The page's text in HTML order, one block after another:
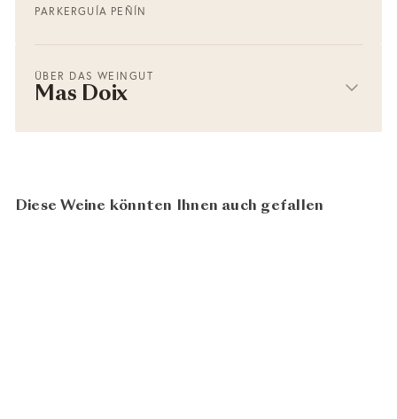
PARKERGUÍA PEÑÍN
ÜBER DAS WEINGUT
Mas Doix
Diese Weine könnten Ihnen auch gefallen